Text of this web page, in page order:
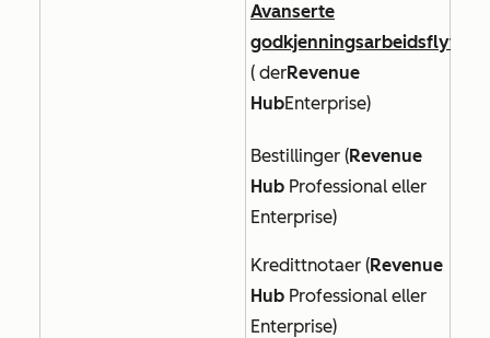
Avanserte
godkjenningsarbeidsflyter
( derRevenue
HubEnterprise)
Bestillinger (Revenue
Hub Professional eller
Enterprise)
Kredittnotaer (Revenue
Hub Professional eller
Enterprise)